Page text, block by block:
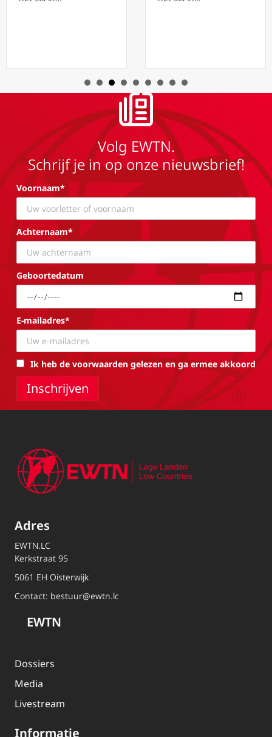
Volg EWTN.
Schrijf je in op onze nieuwsbrief!
Voornaam*
Achternaam*
Geboortedatum
E-mailadres*
Ik heb de voorwaarden gelezen en ga ermee akkoord
Adres
EWTN.LC
Kerkstraat 95
5061 EH Oisterwijk
Contact: bestuur@ewtn.lc
EWTN
Dossiers
Media
Livestream
Informatie